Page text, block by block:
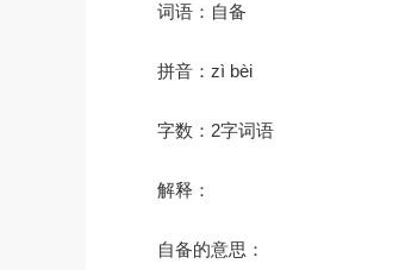
词语：自备
拼音：zì bèi
字数：2字词语
解释：
自备的意思：